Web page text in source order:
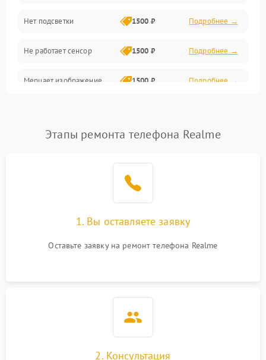
Проблемы с работой системы, корпусом и другие
Нет подсветки 1500 ₽ Подробнее →
Не работает сенсор 1500 ₽ Подробнее →
Мерцает изображение 1500 ₽ Подробнее →
Не работает Face ID 4000 ₽ Подробнее →
Этапы ремонта телефона Realme
1. Вы оставляете заявку
Оставьте заявку на ремонт телефона Realme
2. Консультация